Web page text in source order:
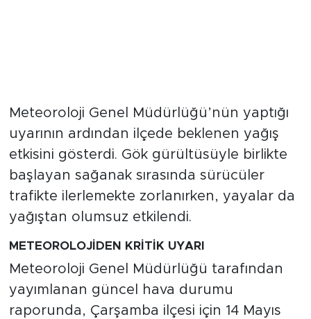
Meteoroloji Genel Müdürlüğü’nün yaptığı
uyarının ardından ilçede beklenen yağış
etkisini gösterdi. Gök gürültüsüyle birlikte
başlayan sağanak sırasında sürücüler
trafikte ilerlemekte zorlanırken, yayalar da
yağıştan olumsuz etkilendi.
METEOROLOJİDEN KRİTİK UYARI
Meteoroloji Genel Müdürlüğü tarafından
yayımlanan güncel hava durumu
raporunda, Çarşamba ilçesi için 14 Mayıs